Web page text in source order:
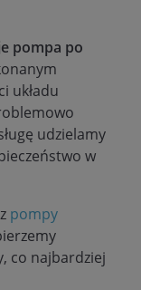
pompa po
układu
udzielamy
w
pompy
co najbardziej